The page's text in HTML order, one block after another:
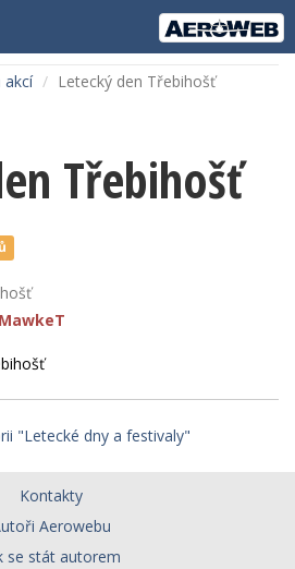
akcí Letecký den Třebihošť
Třebihošť
"Letecké dny a festivaly"
Kontakty
Aerowebu
se stát autorem